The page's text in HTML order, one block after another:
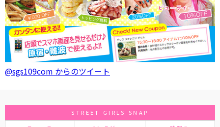
@sgs109com からのツイート
STREET GIRLS SNAP